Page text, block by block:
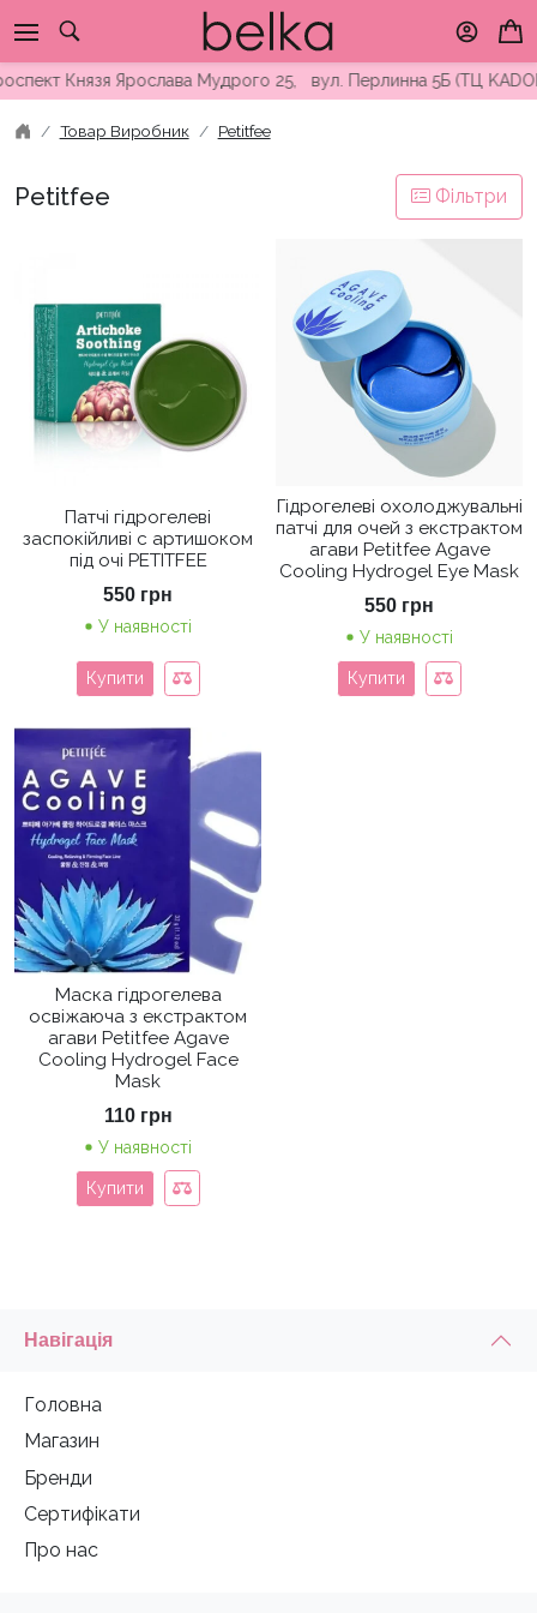
to
contentКнязя Ярослава Мудрого 25, вул. Перлинна 5Б (ТЦ
Товар Виробник Petitfee
Petitfee Фільтри
Патчі гідрогелеві
заспокійливі с артишоком
під очі PETITFEE
550 грн
У наявності
Купити
Гідрогелеві охолоджувальні
патчі для очей з екстрактом
агави Petitfee Agave
Cooling Hydrogel Eye Mask
550 грн
У наявності
Купити
Маска гідрогелева
освіжаюча з екстрактом
агави Petitfee Agave
Cooling Hydrogel Face
Mask
110 грн
У наявності
Купити
Навігація
Головна
Магазин
Бренди
Сертифікати
Про нас